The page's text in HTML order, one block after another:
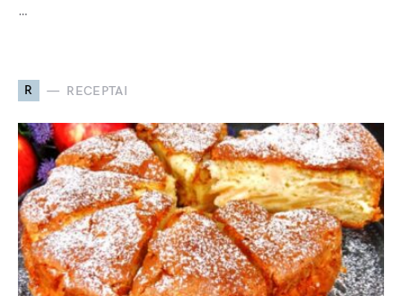
…
R RECEPTAI